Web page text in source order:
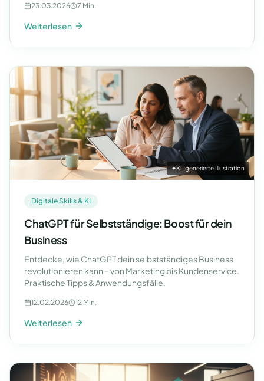
23.03.2026 7 Min.
Weiterlesen
✦KI-generierte Illustration
Digitale Skills & KI
ChatGPT für Selbstständige: Boost für dein
Business
Entdecke, wie ChatGPT dein selbstständiges Business
revolutionieren kann – von Marketing bis Kundenservice.
Praktische Tipps & Anwendungsfälle.
12.02.2026 12 Min.
Weiterlesen